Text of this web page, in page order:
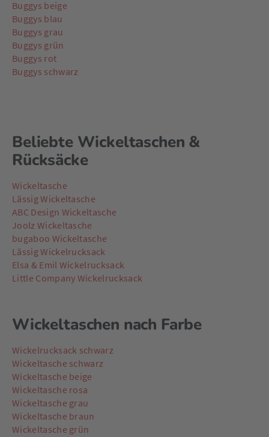
Buggys beige
Buggys blau
Buggys grau
Buggys grün
Buggys rot
Buggys schwarz
Beliebte Wickeltaschen &
Rücksäcke
Wickeltasche
Lässig Wickeltasche
ABC Design Wickeltasche
Joolz Wickeltasche
bugaboo Wickeltasche
Lässig Wickelrucksack
Elsa & Emil Wickelrucksack
Little Company Wickelrucksack
Wickeltaschen nach Farbe
Wickelrucksack schwarz
Wickeltasche schwarz
Wickeltasche beige
Wickeltasche rosa
Wickeltasche grau
Wickeltasche braun
Wickeltasche grün